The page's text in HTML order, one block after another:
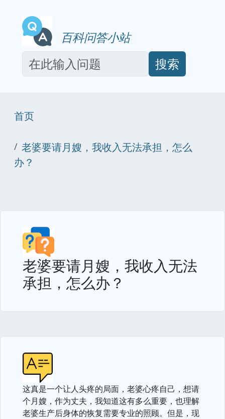
百科问答小站
搜索
首页
老婆要请月嫂，我收入无法承担，怎么
办？
老婆要请月嫂，我收入无法
承担，怎么办？
这真是一个让人头疼的局面，老婆心疼自己，想请
个月嫂，作为丈夫，我知道这有多么重要，也理解
老婆生产后身体的恢复需要专业的照顾。但是，现